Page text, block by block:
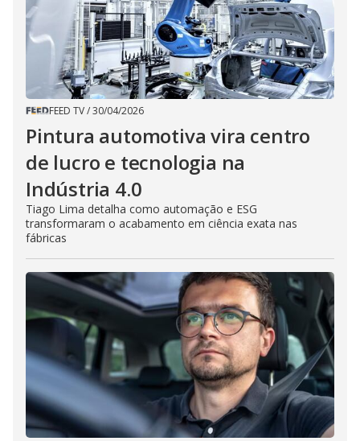
FEED TV/30/04/2026
Pintura automotiva vira centro
de lucro e tecnologia na
Indústria 4.0
Tiago Lima detalha como automação e ESG
transformaram o acabamento em ciência exata nas
fábricas